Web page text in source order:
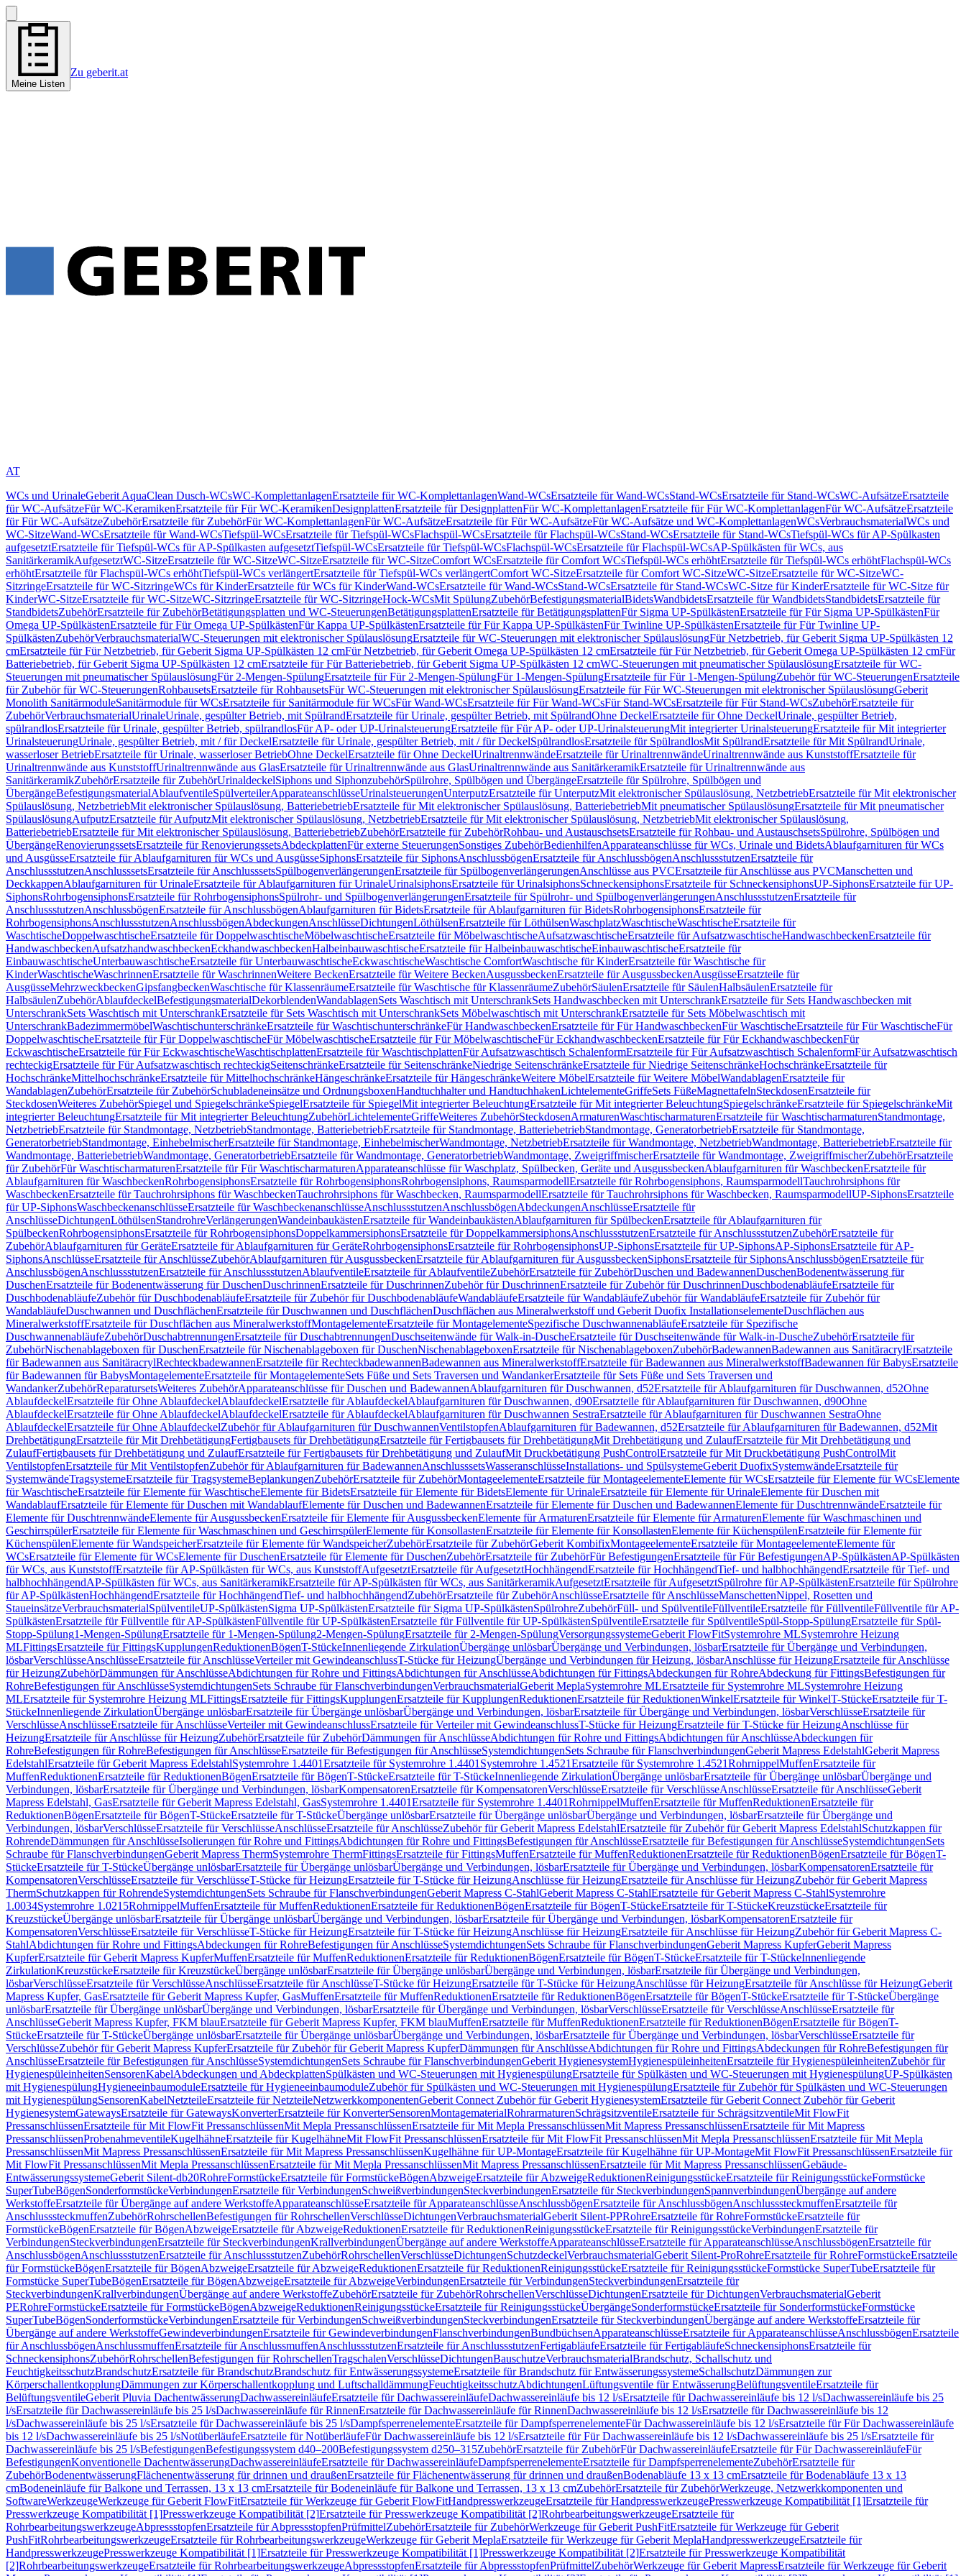
Meine Listen
Zu geberit.at
AT
WCs und UrinaleGeberit AquaClean Dusch-WCsWC-KomplettanlagenErsatzteile für WC-KomplettanlagenWand-WCsErsatzteile für Wand-WCsStand-WCsErsatzteile für Stand-WCsWC-AufsätzeErsatzteile
für WC-AufsätzeFür WC-KeramikenErsatzteile für Für WC-KeramikenDesignplattenErsatzteile für DesignplattenFür WC-KomplettanlagenErsatzteile für Für WC-KomplettanlagenFür WC-AufsätzeErsatzteile
für Für WC-AufsätzeZubehörErsatzteile für ZubehörFür WC-KomplettanlagenFür WC-AufsätzeErsatzteile für Für WC-AufsätzeFür WC-Aufsätze und WC-KomplettanlagenWCsVerbrauchsmaterialWCs und
WC-SitzeWand-WCsErsatzteile für Wand-WCsTiefspül-WCsErsatzteile für Tiefspül-WCsFlachspül-WCsErsatzteile für Flachspül-WCsStand-WCsErsatzteile für Stand-WCsTiefspül-WCs für AP-Spülkasten
aufgesetztErsatzteile für Tiefspül-WCs für AP-Spülkasten aufgesetztTiefspül-WCsErsatzteile für Tiefspül-WCsFlachspül-WCsErsatzteile für Flachspül-WCsAP-Spülkästen für WCs, aus
SanitärkeramikAufgesetztWC-SitzeErsatzteile für WC-SitzeWC-SitzeErsatzteile für WC-SitzeComfort WCsErsatzteile für Comfort WCsTiefspül-WCs erhöhtErsatzteile für Tiefspül-WCs erhöhtFlachspül-WCs
erhöhtErsatzteile für Flachspül-WCs erhöhtTiefspül-WCs verlängertErsatzteile für Tiefspül-WCs verlängertComfort WC-SitzeErsatzteile für Comfort WC-SitzeWC-SitzeErsatzteile für WC-SitzeWC-
SitzringeErsatzteile für WC-SitzringeWCs für KinderErsatzteile für WCs für KinderWand-WCsErsatzteile für Wand-WCsStand-WCsErsatzteile für Stand-WCsWC-Sitze für KinderErsatzteile für WC-Sitze für
KinderWC-SitzeErsatzteile für WC-SitzeWC-SitzringeErsatzteile für WC-SitzringeHock-WCsMit SpülungZubehörBefestigungsmaterialBidetsWandbidetsErsatzteile für WandbidetsStandbidetsErsatzteile für
StandbidetsZubehörErsatzteile für ZubehörBetätigungsplatten und WC-SteuerungenBetätigungsplattenErsatzteile für BetätigungsplattenFür Sigma UP-SpülkästenErsatzteile für Für Sigma UP-SpülkästenFür
Omega UP-SpülkästenErsatzteile für Für Omega UP-SpülkästenFür Kappa UP-SpülkästenErsatzteile für Für Kappa UP-SpülkästenFür Twinline UP-SpülkästenErsatzteile für Für Twinline UP-
SpülkästenZubehörVerbrauchsmaterialWC-Steuerungen mit elektronischer SpülauslösungErsatzteile für WC-Steuerungen mit elektronischer SpülauslösungFür Netzbetrieb, für Geberit Sigma UP-Spülkästen 12
cmErsatzteile für Für Netzbetrieb, für Geberit Sigma UP-Spülkästen 12 cmFür Netzbetrieb, für Geberit Omega UP-Spülkästen 12 cmErsatzteile für Für Netzbetrieb, für Geberit Omega UP-Spülkästen 12 cmFür
Batteriebetrieb, für Geberit Sigma UP-Spülkästen 12 cmErsatzteile für Für Batteriebetrieb, für Geberit Sigma UP-Spülkästen 12 cmWC-Steuerungen mit pneumatischer SpülauslösungErsatzteile für WC-
Steuerungen mit pneumatischer SpülauslösungFür 2-Mengen-SpülungErsatzteile für Für 2-Mengen-SpülungFür 1-Mengen-SpülungErsatzteile für Für 1-Mengen-SpülungZubehör für WC-SteuerungenErsatzteile
für Zubehör für WC-SteuerungenRohbausetsErsatzteile für RohbausetsFür WC-Steuerungen mit elektronischer SpülauslösungErsatzteile für Für WC-Steuerungen mit elektronischer SpülauslösungGeberit
Monolith SanitärmoduleSanitärmodule für WCsErsatzteile für Sanitärmodule für WCsFür Wand-WCsErsatzteile für Für Wand-WCsFür Stand-WCsErsatzteile für Für Stand-WCsZubehörErsatzteile für
ZubehörVerbrauchsmaterialUrinaleUrinale, gespülter Betrieb, mit SpülrandErsatzteile für Urinale, gespülter Betrieb, mit SpülrandOhne DeckelErsatzteile für Ohne DeckelUrinale, gespülter Betrieb,
spülrandlosErsatzteile für Urinale, gespülter Betrieb, spülrandlosFür AP- oder UP-UrinalsteuerungErsatzteile für Für AP- oder UP-UrinalsteuerungMit integrierter UrinalsteuerungErsatzteile für Mit integrierter
UrinalsteuerungUrinale, gespülter Betrieb, mit / für DeckelErsatzteile für Urinale, gespülter Betrieb, mit / für DeckelSpülrandlosErsatzteile für SpülrandlosMit SpülrandErsatzteile für Mit SpülrandUrinale,
wasserloser BetriebErsatzteile für Urinale, wasserloser BetriebOhne DeckelErsatzteile für Ohne DeckelUrinaltrennwändeErsatzteile für UrinaltrennwändeUrinaltrennwände aus KunststoffErsatzteile für
Urinaltrennwände aus KunststoffUrinaltrennwände aus GlasErsatzteile für Urinaltrennwände aus GlasUrinaltrennwände aus SanitärkeramikErsatzteile für Urinaltrennwände aus
SanitärkeramikZubehörErsatzteile für ZubehörUrinaldeckelSiphons und SiphonzubehörSpülrohre, Spülbögen und ÜbergängeErsatzteile für Spülrohre, Spülbögen und
ÜbergängeBefestigungsmaterialAblaufventileSpülverteilerApparateanschlüsseUrinalsteuerungenUnterputzErsatzteile für UnterputzMit elektronischer Spülauslösung, NetzbetriebErsatzteile für Mit elektronischer
Spülauslösung, NetzbetriebMit elektronischer Spülauslösung, BatteriebetriebErsatzteile für Mit elektronischer Spülauslösung, BatteriebetriebMit pneumatischer SpülauslösungErsatzteile für Mit pneumatischer
SpülauslösungAufputzErsatzteile für AufputzMit elektronischer Spülauslösung, NetzbetriebErsatzteile für Mit elektronischer Spülauslösung, NetzbetriebMit elektronischer Spülauslösung,
BatteriebetriebErsatzteile für Mit elektronischer Spülauslösung, BatteriebetriebZubehörErsatzteile für ZubehörRohbau- und AustauschsetsErsatzteile für Rohbau- und AustauschsetsSpülrohre, Spülbögen und
ÜbergängeRenovierungssetsErsatzteile für RenovierungssetsAbdeckplattenFür externe SteuerungenSonstiges ZubehörBedienhilfenApparateanschlüsse für WCs, Urinale und BidetsAblaufgarnituren für WCs
und AusgüsseErsatzteile für Ablaufgarnituren für WCs und AusgüsseSiphonsErsatzteile für SiphonsAnschlussbögenErsatzteile für AnschlussbögenAnschlussstutzenErsatzteile für
AnschlussstutzenAnschlusssetsErsatzteile für AnschlusssetsSpülbogenverlängerungenErsatzteile für SpülbogenverlängerungenAnschlüsse aus PVCErsatzteile für Anschlüsse aus PVCManschetten und
DeckkappenAblaufgarnituren für UrinaleErsatzteile für Ablaufgarnituren für UrinaleUrinalsiphonsErsatzteile für UrinalsiphonsSchneckensiphonsErsatzteile für SchneckensiphonsUP-SiphonsErsatzteile für UP-
SiphonsRohrbogensiphonsErsatzteile für RohrbogensiphonsSpülrohr- und SpülbogenverlängerungenErsatzteile für Spülrohr- und SpülbogenverlängerungenAnschlussstutzenErsatzteile für
AnschlussstutzenAnschlussbögenErsatzteile für AnschlussbögenAblaufgarnituren für BidetsErsatzteile für Ablaufgarnituren für BidetsRohrbogensiphonsErsatzteile für
RohrbogensiphonsAnschlussstutzenAnschlussbögenAbdeckungenAnschlüsseDichtungenLöthülsenErsatzteile für LöthülsenWaschplatzWaschtischeWaschtischeErsatzteile für
WaschtischeDoppelwaschtischeErsatzteile für DoppelwaschtischeMöbelwaschtischeErsatzteile für MöbelwaschtischeAufsatzwaschtischeErsatzteile für AufsatzwaschtischeHandwaschbeckenErsatzteile für
HandwaschbeckenAufsatzhandwaschbeckenEckhandwaschbeckenHalbeinbauwaschtischeErsatzteile für HalbeinbauwaschtischeEinbauwaschtischeErsatzteile für
EinbauwaschtischeUnterbauwaschtischeErsatzteile für UnterbauwaschtischeEckwaschtischeWaschtische ComfortWaschtische für KinderErsatzteile für Waschtische für
KinderWaschtischeWaschrinnenErsatzteile für WaschrinnenWeitere BeckenErsatzteile für Weitere BeckenAusgussbeckenErsatzteile für AusgussbeckenAusgüsseErsatzteile für
AusgüsseMehrzweckbeckenGipsfangbeckenWaschtische für KlassenräumeErsatzteile für Waschtische für KlassenräumeZubehörSäulenErsatzteile für SäulenHalbsäulenErsatzteile für
HalbsäulenZubehörAblaufdeckelBefestigungsmaterialDekorblendenWandablagenSets Waschtisch mit UnterschrankSets Handwaschbecken mit UnterschrankErsatzteile für Sets Handwaschbecken mit
UnterschrankSets Waschtisch mit UnterschrankErsatzteile für Sets Waschtisch mit UnterschrankSets Möbelwaschtisch mit UnterschrankErsatzteile für Sets Möbelwaschtisch mit
UnterschrankBadezimmermöbelWaschtischunterschränkeErsatzteile für WaschtischunterschränkeFür HandwaschbeckenErsatzteile für Für HandwaschbeckenFür WaschtischeErsatzteile für Für WaschtischeFür
DoppelwaschtischeErsatzteile für Für DoppelwaschtischeFür MöbelwaschtischeErsatzteile für Für MöbelwaschtischeFür EckhandwaschbeckenErsatzteile für Für EckhandwaschbeckenFür
EckwaschtischeErsatzteile für Für EckwaschtischeWaschtischplattenErsatzteile für WaschtischplattenFür Aufsatzwaschtisch SchalenformErsatzteile für Für Aufsatzwaschtisch SchalenformFür Aufsatzwaschtisch
rechteckigErsatzteile für Für Aufsatzwaschtisch rechteckigSeitenschränkeErsatzteile für SeitenschränkeNiedrige SeitenschränkeErsatzteile für Niedrige SeitenschränkeHochschränkeErsatzteile für
HochschränkeMittelhochschränkeErsatzteile für MittelhochschränkeHängeschränkeErsatzteile für HängeschränkeWeitere MöbelErsatzteile für Weitere MöbelWandablagenErsatzteile für
WandablagenZubehörErsatzteile für ZubehörSchubladeneinsätze und OrdnungsboxenHandtuchhalter und HandtuchhakenLichtelementeGriffeSets FüßeMagnettafelnSteckdosenErsatzteile für
SteckdosenWeiteres ZubehörSpiegel und SpiegelschränkeSpiegelErsatzteile für SpiegelMit integrierter BeleuchtungErsatzteile für Mit integrierter BeleuchtungSpiegelschränkeErsatzteile für SpiegelschränkeMit
integrierter BeleuchtungErsatzteile für Mit integrierter BeleuchtungZubehörLichtelementeGriffeWeiteres ZubehörSteckdosenArmaturenWaschtischarmaturenErsatzteile für WaschtischarmaturenStandmontage,
NetzbetriebErsatzteile für Standmontage, NetzbetriebStandmontage, BatteriebetriebErsatzteile für Standmontage, BatteriebetriebStandmontage, GeneratorbetriebErsatzteile für Standmontage,
GeneratorbetriebStandmontage, EinhebelmischerErsatzteile für Standmontage, EinhebelmischerWandmontage, NetzbetriebErsatzteile für Wandmontage, NetzbetriebWandmontage, BatteriebetriebErsatzteile für
Wandmontage, BatteriebetriebWandmontage, GeneratorbetriebErsatzteile für Wandmontage, GeneratorbetriebWandmontage, ZweigriffmischerErsatzteile für Wandmontage, ZweigriffmischerZubehörErsatzteile
für ZubehörFür WaschtischarmaturenErsatzteile für Für WaschtischarmaturenApparateanschlüsse für Waschplatz, Spülbecken, Geräte und AusgussbeckenAblaufgarnituren für WaschbeckenErsatzteile für
Ablaufgarnituren für WaschbeckenRohrbogensiphonsErsatzteile für RohrbogensiphonsRohrbogensiphons, RaumsparmodellErsatzteile für Rohrbogensiphons, RaumsparmodellTauchrohrsiphons für
WaschbeckenErsatzteile für Tauchrohrsiphons für WaschbeckenTauchrohrsiphons für Waschbecken, RaumsparmodellErsatzteile für Tauchrohrsiphons für Waschbecken, RaumsparmodellUP-SiphonsErsatzteile
für UP-SiphonsWaschbeckenanschlüsseErsatzteile für WaschbeckenanschlüsseAnschlussstutzenAnschlussbögenAbdeckungenAnschlüsseErsatzteile für
AnschlüsseDichtungenLöthülsenStandrohreVerlängerungenWandeinbaukästenErsatzteile für WandeinbaukästenAblaufgarnituren für SpülbeckenErsatzteile für Ablaufgarnituren für
SpülbeckenRohrbogensiphonsErsatzteile für RohrbogensiphonsDoppelkammersiphonsErsatzteile für DoppelkammersiphonsAnschlussstutzenErsatzteile für AnschlussstutzenZubehörErsatzteile für
ZubehörAblaufgarnituren für GeräteErsatzteile für Ablaufgarnituren für GeräteRohrbogensiphonsErsatzteile für RohrbogensiphonsUP-SiphonsErsatzteile für UP-SiphonsAP-SiphonsErsatzteile für AP-
SiphonsAnschlüsseErsatzteile für AnschlüsseZubehörAblaufgarnituren für AusgussbeckenErsatzteile für Ablaufgarnituren für AusgussbeckenSiphonsErsatzteile für SiphonsAnschlussbögenErsatzteile für
AnschlussbögenAnschlussstutzenErsatzteile für AnschlussstutzenAblaufventileErsatzteile für AblaufventileZubehörErsatzteile für ZubehörDuschen und BadewannenDuschenBodenentwässerung für
DuschenErsatzteile für Bodenentwässerung für DuschenDuschrinnenErsatzteile für DuschrinnenZubehör für DuschrinnenErsatzteile für Zubehör für DuschrinnenDuschbodenabläufeErsatzteile für
DuschbodenabläufeZubehör für DuschbodenabläufeErsatzteile für Zubehör für DuschbodenabläufeWandabläufeErsatzteile für WandabläufeZubehör für WandabläufeErsatzteile für Zubehör für
WandabläufeDuschwannen und DuschflächenErsatzteile für Duschwannen und DuschflächenDuschflächen aus Mineralwerkstoff und Geberit Duofix InstallationselementeDuschflächen aus
MineralwerkstoffErsatzteile für Duschflächen aus MineralwerkstoffMontagelementeErsatzteile für MontagelementeSpezifische DuschwannenabläufeErsatzteile für Spezifische
DuschwannenabläufeZubehörDuschabtrennungenErsatzteile für DuschabtrennungenDuschseitenwände für Walk-in-DuscheErsatzteile für Duschseitenwände für Walk-in-DuscheZubehörErsatzteile für
ZubehörNischenablageboxen für DuschenErsatzteile für Nischenablageboxen für DuschenNischenablageboxenErsatzteile für NischenablageboxenZubehörBadewannenBadewannen aus SanitäracrylErsatzteile
für Badewannen aus SanitäracrylRechteckbadewannenErsatzteile für RechteckbadewannenBadewannen aus MineralwerkstoffErsatzteile für Badewannen aus MineralwerkstoffBadewannen für BabysErsatzteile
für Badewannen für BabysMontagelementeErsatzteile für MontagelementeSets Füße und Sets Traversen und WandankerErsatzteile für Sets Füße und Sets Traversen und
WandankerZubehörReparatursetsWeiteres ZubehörApparateanschlüsse für Duschen und BadewannenAblaufgarnituren für Duschwannen, d52Ersatzteile für Ablaufgarnituren für Duschwannen, d52Ohne
AblaufdeckelErsatzteile für Ohne AblaufdeckelAblaufdeckelErsatzteile für AblaufdeckelAblaufgarnituren für Duschwannen, d90Ersatzteile für Ablaufgarnituren für Duschwannen, d90Ohne
AblaufdeckelErsatzteile für Ohne AblaufdeckelAblaufdeckelErsatzteile für AblaufdeckelAblaufgarnituren für Duschwannen SestraErsatzteile für Ablaufgarnituren für Duschwannen SestraOhne
AblaufdeckelErsatzteile für Ohne AblaufdeckelZubehör für Ablaufgarnituren für DuschwannenVentilstopfenAblaufgarnituren für Badewannen, d52Ersatzteile für Ablaufgarnituren für Badewannen, d52Mit
DrehbetätigungErsatzteile für Mit DrehbetätigungFertigbausets für DrehbetätigungErsatzteile für Fertigbausets für DrehbetätigungMit Drehbetätigung und ZulaufErsatzteile für Mit Drehbetätigung und
ZulaufFertigbausets für Drehbetätigung und ZulaufErsatzteile für Fertigbausets für Drehbetätigung und ZulaufMit Druckbetätigung PushControlErsatzteile für Mit Druckbetätigung PushControlMit
VentilstopfenErsatzteile für Mit VentilstopfenZubehör für Ablaufgarnituren für BadewannenAnschlusssetsWasseranschlüsseInstallations- und SpülsystemeGeberit DuofixSystemwändeErsatzteile für
SystemwändeTragsystemeErsatzteile für TragsystemeBeplankungenZubehörErsatzteile für ZubehörMontageelementeErsatzteile für MontageelementeElemente für WCsErsatzteile für Elemente für WCsElemente
für WaschtischeErsatzteile für Elemente für WaschtischeElemente für BidetsErsatzteile für Elemente für BidetsElemente für UrinaleErsatzteile für Elemente für UrinaleElemente für Duschen mit
WandablaufErsatzteile für Elemente für Duschen mit WandablaufElemente für Duschen und BadewannenErsatzteile für Elemente für Duschen und BadewannenElemente für DuschtrennwändeErsatzteile für
Elemente für DuschtrennwändeElemente für AusgussbeckenErsatzteile für Elemente für AusgussbeckenElemente für ArmaturenErsatzteile für Elemente für ArmaturenElemente für Waschmaschinen und
GeschirrspülerErsatzteile für Elemente für Waschmaschinen und GeschirrspülerElemente für KonsollastenErsatzteile für Elemente für KonsollastenElemente für KüchenspülenErsatzteile für Elemente für
KüchenspülenElemente für WandspeicherErsatzteile für Elemente für WandspeicherZubehörErsatzteile für ZubehörGeberit KombifixMontageelementeErsatzteile für MontageelementeElemente für
WCsErsatzteile für Elemente für WCsElemente für DuschenErsatzteile für Elemente für DuschenZubehörErsatzteile für ZubehörFür BefestigungenErsatzteile für Für BefestigungenAP-SpülkästenAP-Spülkästen
für WCs, aus KunststoffErsatzteile für AP-Spülkästen für WCs, aus KunststoffAufgesetztErsatzteile für AufgesetztHochhängendErsatzteile für HochhängendTief- und halbhochhängendErsatzteile für Tief- und
halbhochhängendAP-Spülkästen für WCs, aus SanitärkeramikErsatzteile für AP-Spülkästen für WCs, aus SanitärkeramikAufgesetztErsatzteile für AufgesetztSpülrohre für AP-SpülkästenErsatzteile für Spülrohre
für AP-SpülkästenHochhängendErsatzteile für HochhängendTief- und halbhochhängendZubehörErsatzteile für ZubehörAnschlüsseErsatzteile für AnschlüsseManschettenNippel, Rosetten und
StaueinsätzeVerbrauchsmaterialSpülventileUP-SpülkästenSigma UP-SpülkästenErsatzteile für Sigma UP-SpülkästenSpülrohreZubehörFüll- und SpülventileFüllventileErsatzteile für FüllventileFüllventile für AP-
SpülkästenErsatzteile für Füllventile für AP-SpülkästenFüllventile für UP-SpülkästenErsatzteile für Füllventile für UP-SpülkästenSpülventileErsatzteile für SpülventileSpül-Stopp-SpülungErsatzteile für Spül-
Stopp-Spülung1-Mengen-SpülungErsatzteile für 1-Mengen-Spülung2-Mengen-SpülungErsatzteile für 2-Mengen-SpülungVersorgungssystemeGeberit FlowFitSystemrohre MLSystemrohre Heizung
MLFittingsErsatzteile für FittingsKupplungenReduktionenBögenT-StückeInnenliegende ZirkulationÜbergänge unlösbarÜbergänge und Verbindungen, lösbarErsatzteile für Übergänge und Verbindungen,
lösbarVerschlüsseAnschlüsseErsatzteile für AnschlüsseVerteiler mit GewindeanschlussT-Stücke für HeizungÜbergänge und Verbindungen für Heizung, lösbarAnschlüsse für HeizungErsatzteile für Anschlüsse
für HeizungZubehörDämmungen für AnschlüsseAbdichtungen für Rohre und FittingsAbdichtungen für AnschlüsseAbdichtungen für FittingsAbdeckungen für RohreAbdeckung für FittingsBefestigungen für
RohreBefestigungen für AnschlüsseSystemdichtungenSets Schraube für FlanschverbindungenVerbrauchsmaterialGeberit MeplaSystemrohre MLErsatzteile für Systemrohre MLSystemrohre Heizung
MLErsatzteile für Systemrohre Heizung MLFittingsErsatzteile für FittingsKupplungenErsatzteile für KupplungenReduktionenErsatzteile für ReduktionenWinkelErsatzteile für WinkelT-StückeErsatzteile für T-
StückeInnenliegende ZirkulationÜbergänge unlösbarErsatzteile für Übergänge unlösbarÜbergänge und Verbindungen, lösbarErsatzteile für Übergänge und Verbindungen, lösbarVerschlüsseErsatzteile für
VerschlüsseAnschlüsseErsatzteile für AnschlüsseVerteiler mit GewindeanschlussErsatzteile für Verteiler mit GewindeanschlussT-Stücke für HeizungErsatzteile für T-Stücke für HeizungAnschlüsse für
HeizungErsatzteile für Anschlüsse für HeizungZubehörErsatzteile für ZubehörDämmungen für AnschlüsseAbdichtungen für Rohre und FittingsAbdichtungen für AnschlüsseAbdeckungen für
RohreBefestigungen für RohreBefestigungen für AnschlüsseErsatzteile für Befestigungen für AnschlüsseSystemdichtungenSets Schraube für FlanschverbindungenGeberit Mapress EdelstahlGeberit Mapress
EdelstahlErsatzteile für Geberit Mapress EdelstahlSystemrohre 1.4401Ersatzteile für Systemrohre 1.4401 Systemrohre 1.4521Ersatzteile für Systemrohre 1.4521RohrnippelMuffenErsatzteile für
MuffenReduktionenErsatzteile für ReduktionenBögenErsatzteile für BögenT-StückeErsatzteile für T-StückeInnenliegende ZirkulationÜbergänge unlösbarErsatzteile für Übergänge unlösbarÜbergänge und
Verbindungen, lösbarErsatzteile für Übergänge und Verbindungen, lösbarKompensatorenErsatzteile für KompensatorenVerschlüsseErsatzteile für VerschlüsseAnschlüsseErsatzteile für AnschlüsseGeberit
Mapress Edelstahl, GasErsatzteile für Geberit Mapress Edelstahl, GasSystemrohre 1.4401Ersatzteile für Systemrohre 1.4401RohrnippelMuffenErsatzteile für MuffenReduktionenErsatzteile für
ReduktionenBögenErsatzteile für BögenT-StückeErsatzteile für T-StückeÜbergänge unlösbarErsatzteile für Übergänge unlösbarÜbergänge und Verbindungen, lösbarErsatzteile für Übergänge und
Verbindungen, lösbarVerschlüsseErsatzteile für VerschlüsseAnschlüsseErsatzteile für AnschlüsseZubehör für Geberit Mapress EdelstahlErsatzteile für Zubehör für Geberit Mapress EdelstahlSchutzkappen für
RohrendeDämmungen für AnschlüsseIsolierungen für Rohre und FittingsAbdichtungen für Rohre und FittingsBefestigungen für AnschlüsseErsatzteile für Befestigungen für AnschlüsseSystemdichtungenSets
Schraube für FlanschverbindungenGeberit Mapress ThermSystemrohre ThermFittingsErsatzteile für FittingsMuffenErsatzteile für MuffenReduktionenErsatzteile für ReduktionenBögenErsatzteile für BögenT-
StückeErsatzteile für T-StückeÜbergänge unlösbarErsatzteile für Übergänge unlösbarÜbergänge und Verbindungen, lösbarErsatzteile für Übergänge und Verbindungen, lösbarKompensatorenErsatzteile für
KompensatorenVerschlüsseErsatzteile für VerschlüsseT-Stücke für HeizungErsatzteile für T-Stücke für HeizungAnschlüsse für HeizungErsatzteile für Anschlüsse für HeizungZubehör für Geberit Mapress
ThermSchutzkappen für RohrendeSystemdichtungenSets Schraube für FlanschverbindungenGeberit Mapress C-StahlGeberit Mapress C-StahlErsatzteile für Geberit Mapress C-StahlSystemrohre
1.0034Systemrohre 1.0215RohrnippelMuffenErsatzteile für MuffenReduktionenErsatzteile für ReduktionenBögenErsatzteile für BögenT-StückeErsatzteile für T-StückeKreuzstückeErsatzteile für
KreuzstückeÜbergänge unlösbarErsatzteile für Übergänge unlösbarÜbergänge und Verbindungen, lösbarErsatzteile für Übergänge und Verbindungen, lösbarKompensatorenErsatzteile für
KompensatorenVerschlüsseErsatzteile für VerschlüsseT-Stücke für HeizungErsatzteile für T-Stücke für HeizungAnschlüsse für HeizungErsatzteile für Anschlüsse für HeizungZubehör für Geberit Mapress C-
StahlAbdichtungen für Rohre und FittingsAbdeckungen für RohreBefestigungen für AnschlüsseSystemdichtungenSets Schraube für FlanschverbindungenGeberit Mapress KupferGeberit Mapress
KupferErsatzteile für Geberit Mapress KupferMuffenErsatzteile für MuffenReduktionenErsatzteile für ReduktionenBögenErsatzteile für BögenT-StückeErsatzteile für T-StückeInnenliegende
ZirkulationKreuzstückeErsatzteile für KreuzstückeÜbergänge unlösbarErsatzteile für Übergänge unlösbarÜbergänge und Verbindungen, lösbarErsatzteile für Übergänge und Verbindungen,
lösbarVerschlüsseErsatzteile für VerschlüsseAnschlüsseErsatzteile für AnschlüsseT-Stücke für HeizungErsatzteile für T-Stücke für HeizungAnschlüsse für HeizungErsatzteile für Anschlüsse für HeizungGeberit
Mapress Kupfer, GasErsatzteile für Geberit Mapress Kupfer, GasMuffenErsatzteile für MuffenReduktionenErsatzteile für ReduktionenBögenErsatzteile für BögenT-StückeErsatzteile für T-StückeÜbergänge
unlösbarErsatzteile für Übergänge unlösbarÜbergänge und Verbindungen, lösbarErsatzteile für Übergänge und Verbindungen, lösbarVerschlüsseErsatzteile für VerschlüsseAnschlüsseErsatzteile für
AnschlüsseGeberit Mapress Kupfer, FKM blauErsatzteile für Geberit Mapress Kupfer, FKM blauMuffenErsatzteile für MuffenReduktionenErsatzteile für ReduktionenBögenErsatzteile für BögenT-
StückeErsatzteile für T-StückeÜbergänge unlösbarErsatzteile für Übergänge unlösbarÜbergänge und Verbindungen, lösbarErsatzteile für Übergänge und Verbindungen, lösbarVerschlüsseErsatzteile für
VerschlüsseZubehör für Geberit Mapress KupferErsatzteile für Zubehör für Geberit Mapress KupferDämmungen für AnschlüsseAbdichtungen für Rohre und FittingsAbdeckungen für RohreBefestigungen für
AnschlüsseErsatzteile für Befestigungen für AnschlüsseSystemdichtungenSets Schraube für FlanschverbindungenGeberit HygienesystemHygienespüleinheitenErsatzteile für HygienespüleinheitenZubehör für
HygienespüleinheitenSensorenKabelAbdeckungen und AbdeckplattenSpülkästen und WC-Steuerungen mit HygienespülungErsatzteile für Spülkästen und WC-Steuerungen mit HygienespülungUP-Spülkästen
mit HygienespülungHygieneeinbaumoduleErsatzteile für HygieneeinbaumoduleZubehör für Spülkästen und WC-Steuerungen mit HygienespülungErsatzteile für Zubehör für Spülkästen und WC-Steuerungen
mit HygienespülungSensorenKabelNetzteileErsatzteile für NetzteileNetzwerkkomponentenGeberit Connect Zubehör für Geberit HygienesystemErsatzteile für Geberit Connect Zubehör für Geberit
HygienesystemGatewaysErsatzteile für GatewaysKonverterErsatzteile für KonverterSensorenMontagematerialRohrarmaturenSchrägsitzventileErsatzteile für SchrägsitzventileMit FlowFit
PressanschlüssenErsatzteile für Mit FlowFit PressanschlüssenMit Mepla PressanschlüssenErsatzteile für Mit Mepla PressanschlüssenMit Mapress PressanschlüssenErsatzteile für Mit Mapress
PressanschlüssenProbenahmeventileKugelhähneErsatzteile für KugelhähneMit FlowFit PressanschlüssenErsatzteile für Mit FlowFit PressanschlüssenMit Mepla PressanschlüssenErsatzteile für Mit Mepla
PressanschlüssenMit Mapress PressanschlüssenErsatzteile für Mit Mapress PressanschlüssenKugelhähne für UP-MontageErsatzteile für Kugelhähne für UP-MontageMit FlowFit PressanschlüssenErsatzteile für
Mit FlowFit PressanschlüssenMit Mepla PressanschlüssenErsatzteile für Mit Mepla PressanschlüssenMit Mapress PressanschlüssenErsatzteile für Mit Mapress PressanschlüssenGebäude-
EntwässerungssystemeGeberit Silent-db20RohreFormstückeErsatzteile für FormstückeBögenAbzweigeErsatzteile für AbzweigeReduktionenReinigungsstückeErsatzteile für ReinigungsstückeFormstücke
SuperTubeBögenSonderformstückeVerbindungenErsatzteile für VerbindungenSchweißverbindungenSteckverbindungenErsatzteile für SteckverbindungenSpannverbindungenÜbergänge auf andere
WerkstoffeErsatzteile für Übergänge auf andere WerkstoffeApparateanschlüsseErsatzteile für ApparateanschlüsseAnschlussbögenErsatzteile für AnschlussbögenAnschlusssteckmuffenErsatzteile für
AnschlusssteckmuffenZubehörRohrschellenBefestigungen für RohrschellenVerschlüsseDichtungenVerbrauchsmaterialGeberit Silent-PPRohreErsatzteile für RohreFormstückeErsatzteile für
FormstückeBögenErsatzteile für BögenAbzweigeErsatzteile für AbzweigeReduktionenErsatzteile für ReduktionenReinigungsstückeErsatzteile für ReinigungsstückeVerbindungenErsatzteile für
VerbindungenSteckverbindungenErsatzteile für SteckverbindungenKrallverbindungenÜbergänge auf andere WerkstoffeApparateanschlüsseErsatzteile für ApparateanschlüsseAnschlussbögenErsatzteile für
AnschlussbögenAnschlussstutzenErsatzteile für AnschlussstutzenZubehörRohrschellenVerschlüsseDichtungenSchutzdeckelVerbrauchsmaterialGeberit Silent-ProRohreErsatzteile für RohreFormstückeErsatzteile
für FormstückeBögenErsatzteile für BögenAbzweigeErsatzteile für AbzweigeReduktionenErsatzteile für ReduktionenReinigungsstückeErsatzteile für ReinigungsstückeFormstücke SuperTubeErsatzteile für
Formstücke SuperTubeBögenErsatzteile für BögenAbzweigeErsatzteile für AbzweigeVerbindungenErsatzteile für VerbindungenSteckverbindungenErsatzteile für
SteckverbindungenKrallverbindungenÜbergänge auf andere WerkstoffeZubehörErsatzteile für ZubehörRohrschellenVerschlüsseDichtungenErsatzteile für DichtungenVerbrauchsmaterialGeberit
PERohreFormstückeErsatzteile für FormstückeBögenAbzweigeReduktionenReinigungsstückeErsatzteile für ReinigungsstückeÜbergängeSonderformstückeErsatzteile für SonderformstückeFormstücke
SuperTubeBögenSonderformstückeVerbindungenErsatzteile für VerbindungenSchweißverbindungenSteckverbindungenErsatzteile für SteckverbindungenÜbergänge auf andere WerkstoffeErsatzteile für
Übergänge auf andere WerkstoffeGewindeverbindungenErsatzteile für GewindeverbindungenFlanschverbindungenBundbüchsenApparateanschlüsseErsatzteile für ApparateanschlüsseAnschlussbögenErsatzteile
für AnschlussbögenAnschlussmuffenErsatzteile für AnschlussmuffenAnschlussstutzenErsatzteile für AnschlussstutzenFertigabläufeErsatzteile für FertigabläufeSchneckensiphonsErsatzteile für
SchneckensiphonsZubehörRohrschellenBefestigungen für RohrschellenTragschalenVerschlüsseDichtungenBauschutzeVerbrauchsmaterialBrandschutz, Schallschutz und
FeuchtigkeitsschutzBrandschutzErsatzteile für BrandschutzBrandschutz für EntwässerungssystemeErsatzteile für Brandschutz für EntwässerungssystemeSchallschutzDämmungen zur
KörperschallentkopplungDämmungen zur Körperschallentkopplung und LuftschalldämmungFeuchtigkeitsschutzAbdichtungenLüftungsventile für EntwässerungBelüftungsventileErsatzteile für
BelüftungsventileGeberit Pluvia DachentwässerungDachwassereinläufeErsatzteile für DachwassereinläufeDachwassereinläufe bis 12 l/sErsatzteile für Dachwassereinläufe bis 12 l/sDachwassereinläufe bis 25
l/sErsatzteile für Dachwassereinläufe bis 25 l/sDachwassereinläufe für RinnenErsatzteile für Dachwassereinläufe für RinnenDachwassereinläufe bis 12 l/sErsatzteile für Dachwassereinläufe bis 12
l/sDachwassereinläufe bis 25 l/sErsatzteile für Dachwassereinläufe bis 25 l/sDampfsperrenelementeErsatzteile für DampfsperrenelementeFür Dachwassereinläufe bis 12 l/sErsatzteile für Für Dachwassereinläufe
bis 12 l/sDachwassereinläufe bis 25 l/sNotüberläufeErsatzteile für NotüberläufeFür Dachwassereinläufe bis 12 l/sErsatzteile für Für Dachwassereinläufe bis 12 l/sDachwassereinläufe bis 25 l/sErsatzteile für
Dachwassereinläufe bis 25 l/sBefestigungenBefestigungssystem d40–200Befestigungssystem d250–315ZubehörErsatzteile für ZubehörFür DachwassereinläufeErsatzteile für Für DachwassereinläufeFür
BefestigungenKonventionelle DachentwässerungDachwassereinläufeErsatzteile für DachwassereinläufeDampfsperrenelementeErsatzteile für DampfsperrenelementeZubehörErsatzteile für
ZubehörBodenentwässerungFlächenentwässerung für drinnen und draußenErsatzteile für Flächenentwässerung für drinnen und draußenBodenabläufe 13 x 13 cmErsatzteile für Bodenabläufe 13 x 13
cmBodeneinläufe für Balkone und Terrassen, 13 x 13 cmErsatzteile für Bodeneinläufe für Balkone und Terrassen, 13 x 13 cmZubehörErsatzteile für ZubehörWerkzeuge, Netzwerkkomponenten und
SoftwareWerkzeugeWerkzeuge für Geberit FlowFitErsatzteile für Werkzeuge für Geberit FlowFitHandpresswerkzeugeErsatzteile für HandpresswerkzeugePresswerkzeuge Kompatibilität [1]Ersatzteile für
Presswerkzeuge Kompatibilität [1]Presswerkzeuge Kompatibilität [2]Ersatzteile für Presswerkzeuge Kompatibilität [2]RohrbearbeitungswerkzeugeErsatzteile für
RohrbearbeitungswerkzeugeAbpressstopfenErsatzteile für AbpressstopfenPrüfmittelZubehörErsatzteile für ZubehörWerkzeuge für Geberit PushFitErsatzteile für Werkzeuge für Geberit
PushFitRohrbearbeitungswerkzeugeErsatzteile für RohrbearbeitungswerkzeugeWerkzeuge für Geberit MeplaErsatzteile für Werkzeuge für Geberit MeplaHandpresswerkzeugeErsatzteile für
HandpresswerkzeugePresswerkzeuge Kompatibilität [1]Ersatzteile für Presswerkzeuge Kompatibilität [1]Presswerkzeuge Kompatibilität [2]Ersatzteile für Presswerkzeuge Kompatibilität
[2]RohrbearbeitungswerkzeugeErsatzteile für RohrbearbeitungswerkzeugeAbpressstopfenErsatzteile für AbpressstopfenPrüfmittelZubehörWerkzeuge für Geberit MapressErsatzteile für Werkzeuge für Geberit